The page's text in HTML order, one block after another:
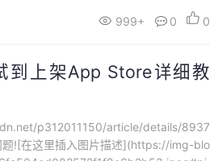
999+ 0 0
到上架App Store详细教
p312011150/article/details/8937
![在这里插入图片描述](https://img-blo